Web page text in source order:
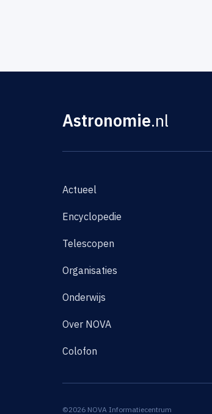
Astronomie.nl
Actueel
Encyclopedie
Telescopen
Organisaties
Onderwijs
Over NOVA
Colofon
©2026 NOVA Informatiecentrum